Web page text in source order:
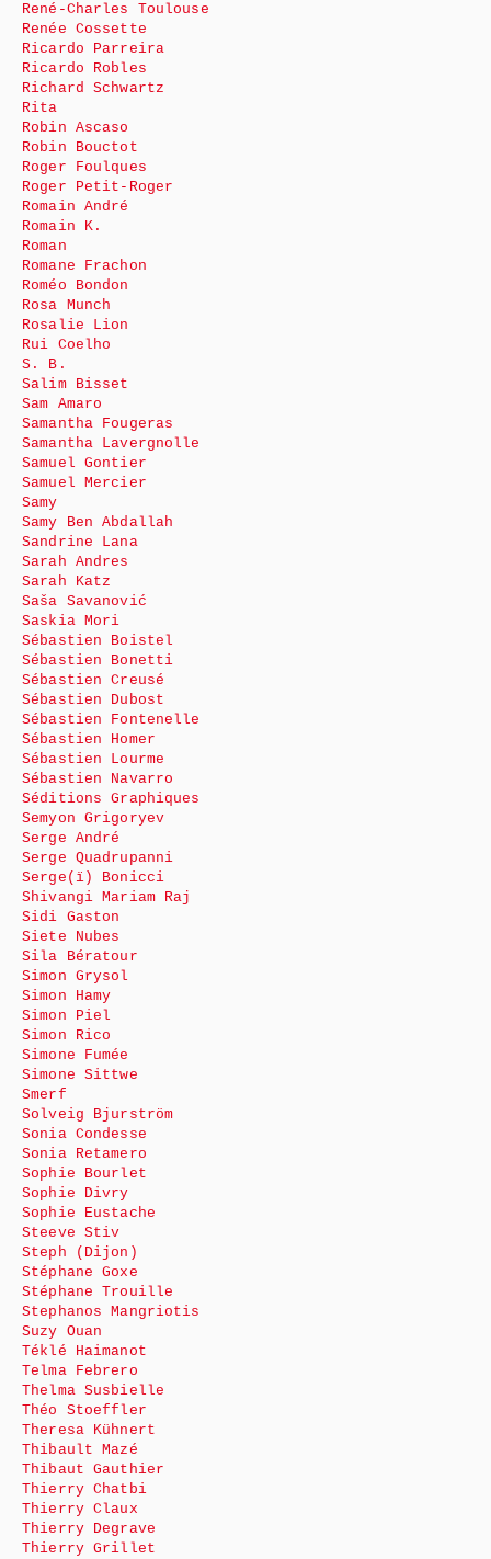
René-Charles Toulouse
Renée Cossette
Ricardo Parreira
Ricardo Robles
Richard Schwartz
Rita
Robin Ascaso
Robin Bouctot
Roger Foulques
Roger Petit-Roger
Romain André
Romain K.
Roman
Romane Frachon
Roméo Bondon
Rosa Munch
Rosalie Lion
Rui Coelho
S. B.
Salim Bisset
Sam Amaro
Samantha Fougeras
Samantha Lavergnolle
Samuel Gontier
Samuel Mercier
Samy
Samy Ben Abdallah
Sandrine Lana
Sarah Andres
Sarah Katz
Saša Savanović
Saskia Mori
Sébastien Boistel
Sébastien Bonetti
Sébastien Creusé
Sébastien Dubost
Sébastien Fontenelle
Sébastien Homer
Sébastien Lourme
Sébastien Navarro
Séditions Graphiques
Semyon Grigoryev
Serge André
Serge Quadrupanni
Serge(ï) Bonicci
Shivangi Mariam Raj
Sidi Gaston
Siete Nubes
Sila Bératour
Simon Grysol
Simon Hamy
Simon Piel
Simon Rico
Simone Fumée
Simone Sittwe
Smerf
Solveig Bjurström
Sonia Condesse
Sonia Retamero
Sophie Bourlet
Sophie Divry
Sophie Eustache
Steeve Stiv
Steph (Dijon)
Stéphane Goxe
Stéphane Trouille
Stephanos Mangriotis
Suzy Ouan
Téklé Haimanot
Telma Febrero
Thelma Susbielle
Théo Stoeffler
Theresa Kühnert
Thibault Mazé
Thibaut Gauthier
Thierry Chatbi
Thierry Claux
Thierry Degrave
Thierry Grillet